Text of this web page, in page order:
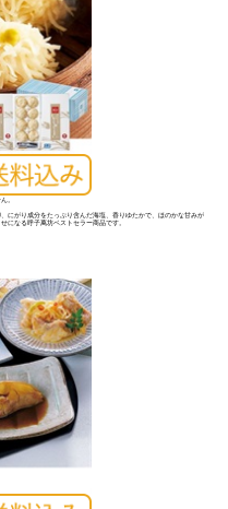
。
にがり成分をたっぷり含んだ海塩、香りゆたかで、ほのかな甘みが
になる呼子萬坊ベストセラー商品です。